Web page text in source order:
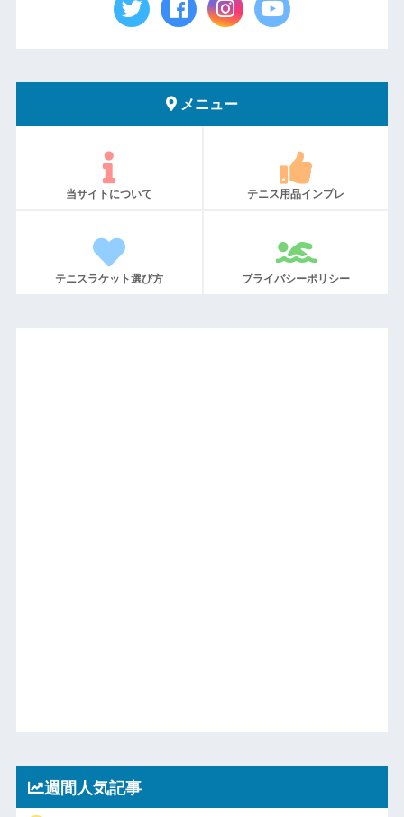
メニュー
当サイトについて テニス用品インプレ
テニスラケット選び方 プライバシーポリシー
週間人気記事